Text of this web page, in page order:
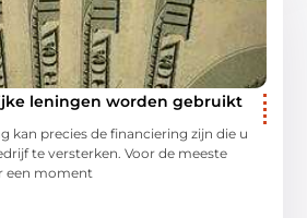
leningen worden gebruikt
kan precies de financiering zijn die u
te versterken. Voor de meeste
een moment